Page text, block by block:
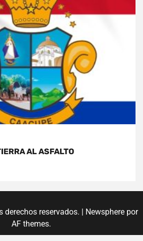
AL ASFALTO
reservados. | Newsphere por
AF themes.